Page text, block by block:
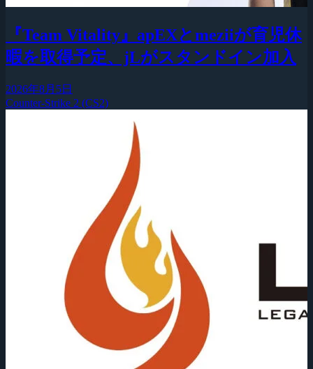
『Team Vitality』apEXとmeziiが育児休
暇を取得予定、jLがスタンドイン加入
2026年8月5日
Counter-Strike 2 (CS2)